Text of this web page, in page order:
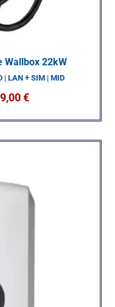
Wallbox 22kW
| LAN + SIM | MID
€